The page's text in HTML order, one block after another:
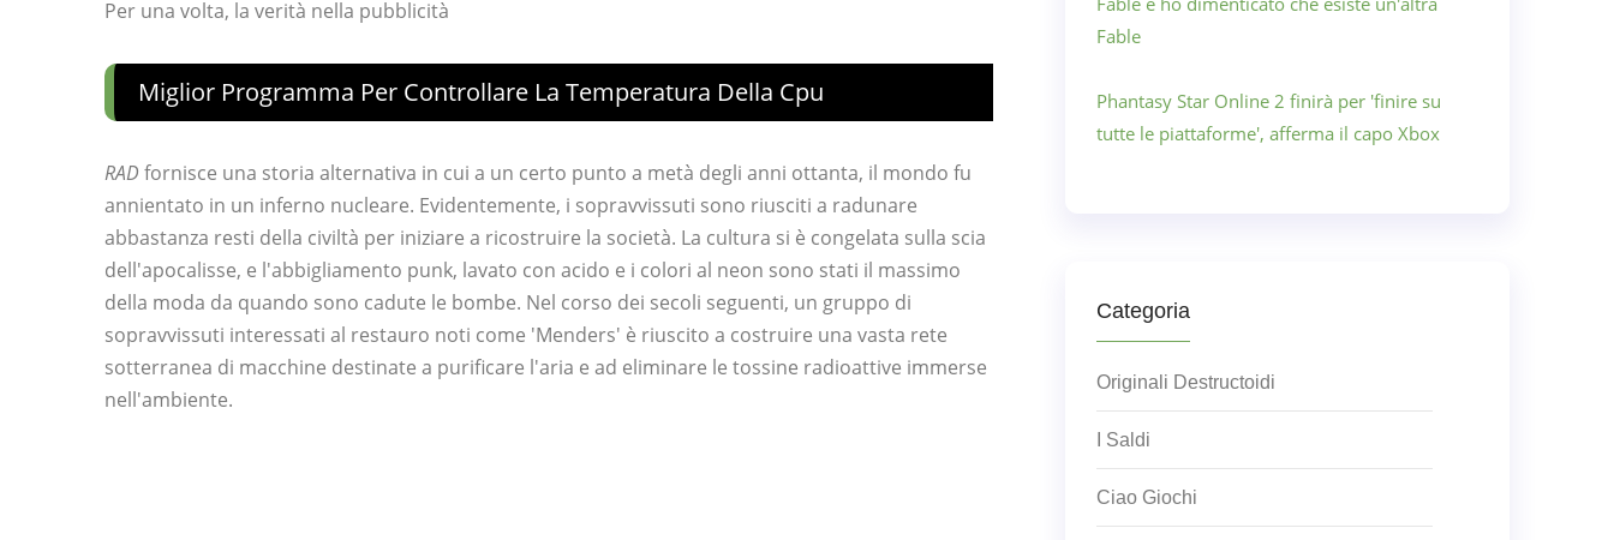
Per una volta, la verità nella pubblicità
Miglior Programma Per Controllare La Temperatura Della Cpu
RAD fornisce una storia alternativa in cui a un certo punto a metà degli anni ottanta, il mondo fu
annientato in un inferno nucleare. Evidentemente, i sopravvissuti sono riusciti a radunare
abbastanza resti della civiltà per iniziare a ricostruire la società. La cultura si è congelata sulla scia
dell'apocalisse, e l'abbigliamento punk, lavato con acido e i colori al neon sono stati il ​​massimo
della moda da quando sono cadute le bombe. Nel corso dei secoli seguenti, un gruppo di
sopravvissuti interessati al restauro noti come 'Menders' è riuscito a costruire una vasta rete
sotterranea di macchine destinate a purificare l'aria e ad eliminare le tossine radioattive immerse
nell'ambiente.
Fable
Phantasy Star Online 2 finirà per 'finire su
tutte le piattaforme', afferma il capo Xbox
Categoria
Originali Destructoidi
I Saldi
Ciao Giochi